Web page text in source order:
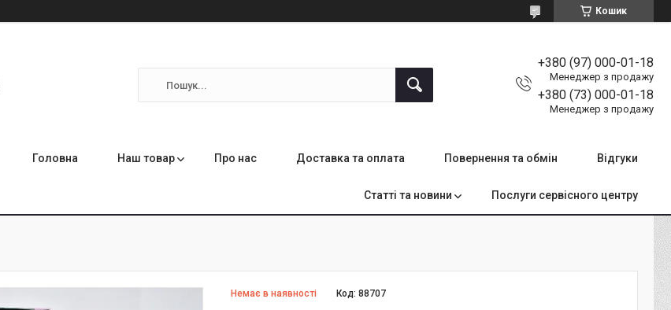
Кошик
+380 (97) 000-01-18
Менеджер з продажу
+380 (73) 000-01-18
Менеджер з продажу
Головна Наш товар Про нас Доставка та оплата Повернення та обмін Відгуки
Статті та новини Послуги сервісного центру
Немає в наявності Код:88707